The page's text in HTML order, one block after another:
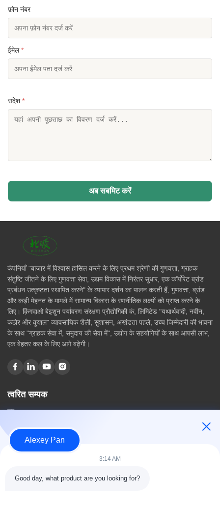
फ़ोन नंबर
ईमेल*
संदेश *
अब सबमिट करें
कंपनियाँ "बाजार में विश्वास हासिल करने के लिए प्रथम श्रेणी की गुणवत्ता, ग्राहक
संतुष्टि जीतने के लिए गुणवत्ता सेवा, उद्यम विकास में निरंतर सुधार, एक कॉर्पोरेट ब्रांड
प्रबंधन उत्कृष्टता स्थापित करने" के व्यापार दर्शन का पालन करती हैं, गुणवत्ता, ब्रांड
और कड़ी मेहनत के मामले में सामान्य विकास के रणनीतिक लक्ष्यों को प्राप्त करने के
लिए। क़िंगदाओ बेइशुन पर्यावरण संरक्षण प्रौद्योगिकी कं, लिमिटेड "यथार्थवादी, नवीन,
कठोर और कुशल" व्यावसायिक शैली, सुशासन, अखंडता पहले, उच्च जिम्मेदारी की भावना
के साथ "ग्राहक सेवा में, समुदाय की सेवा में", उद्योग के सहयोगियों के साथ आपसी लाभ,
एक बेहतर कल के लिए आगे बढ़ेगी।
त्वरित सम्पक
घर
उत्पादों
संपर्क करें
श्रेणियाँ
Alexey Pan
3:14 AM
Good day, what product are you looking for?